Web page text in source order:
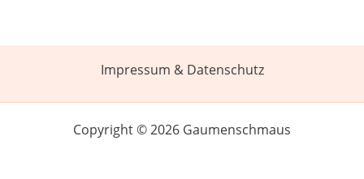
Impressum & Datenschutz
Copyright © 2026 Gaumenschmaus